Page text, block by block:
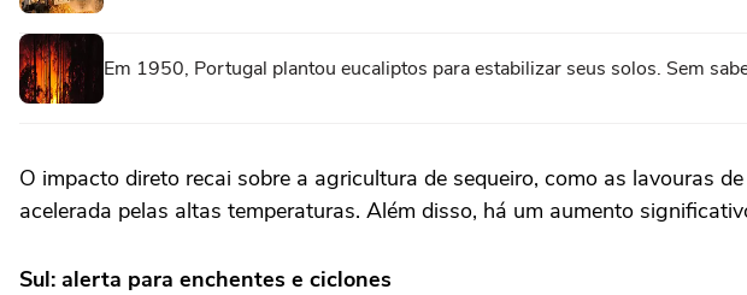
Em 1950, Portugal plantou eucaliptos para estabilizar seus solos. Sem
O impacto direto recai sobre a agricultura de sequeiro, como as lavouras
acelerada pelas altas temperaturas. Além disso, há um aumento
Sul: alerta para enchentes e ciclones